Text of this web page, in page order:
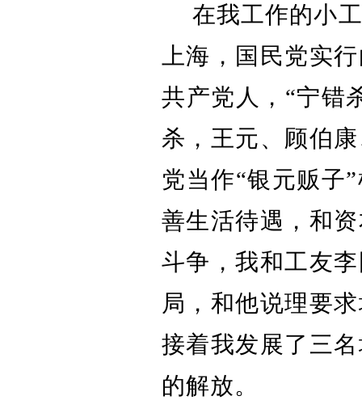
在我工作的小
上海，国民党实
共产党人，“宁错
杀，王元、顾伯
党当作“银元贩子
善生活待遇，和
斗争，我和工友
局，和他说理要
接着我发展了三
的解放。